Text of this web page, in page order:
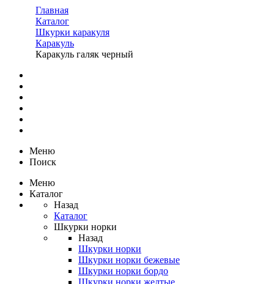
Главная
Каталог
Шкурки каракуля
Каракуль
Каракуль галяк черный
Меню
Поиск
Меню
Каталог
Назад
Каталог
Шкурки норки
Назад
Шкурки норки
Шкурки норки бежевые
Шкурки норки бордо
Шкурки норки желтые